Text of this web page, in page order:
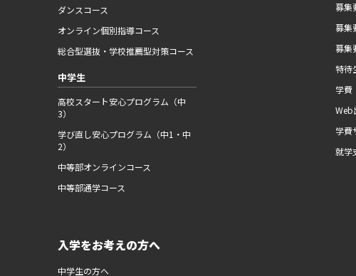
ダンスコース
オンライン個別指導コース
総合型選抜・学校推薦型対策コース
中学生
高校スタート安心プログラム（中
3）
学び直し安心プログラム（中1・中
2）
中等部オンラインコース
中等部通学コース
入学をお考えの方へ
中学生の方へ
募集
募集
募集
特待
学費
Web
学費
就学